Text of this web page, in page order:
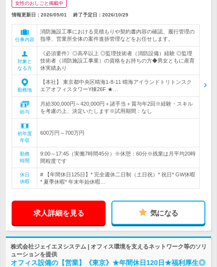
女性のおしごと掲載中
情報更新日：2026/05/01 終了予定日： 2026/10/29
仕事内容
消防施設工事における見積もりや契約書内容の確認、履行管理の
指導、営業所全体の案件進捗管理などをお任せします。
対象と
なる方
《必須要件》◎高卒以上 ◎監理技術者（消防設備）経験 ◎監理
技術者（消防施設工事業）の資格をお持ちの方◆男女ともに産育
休実績あり
勤務地
【本社】 東京都中央区晴海1-8-11 晴海アイランドトリトンスク
エアオフィスタワーY棟26F ★…
給与
月給300,000円～420,000円＋諸手当＋賞与年2回※経験・スキル
を考慮の上、決定いたします※試用期間：なし
初年度
年収
600万円～700万円
勤務
時間
9:00～17:45（実働7時間45分）※休憩：60分※残業は月平均20時
間程度です
休日
休暇
# 【年間休日125日】* 完全週休二日制（土日祝）* 祝日* GW休暇
* 夏季休暇* 年末年始休暇…
求人詳細を見る 気になる
株式会社ジェイエヌシステム | オフィス環境を支えるネットワーク等のソリ
ューションを提供
オフィス設備の【営業】《東京》★年間休日120日★福利厚生◎